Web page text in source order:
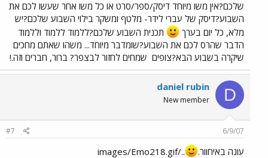
שלכם?אין משו מיוחד דיסק/ספר/סרט או כל משו אחר שעשו לכם את
השבוע?דיסק של עברי לידר- מלטף ומשקר בילוי השבוע שלכם?יש
מלא, כל יום בערך
תכנית השבוע שלכם?ללמוד ללמוד וללמוד
הדבר שהרס לכם את השבוע?שומדבר מיוחד... משהו שאתם מחכים
שיקרה בשבוע הבא?צופים שמחים לחזור לבצפר? ברור, חברים וזה.!
D
daniel rubin
New member
6/9/07
#7
עונה באיחוור. ../images/Emo218.gif